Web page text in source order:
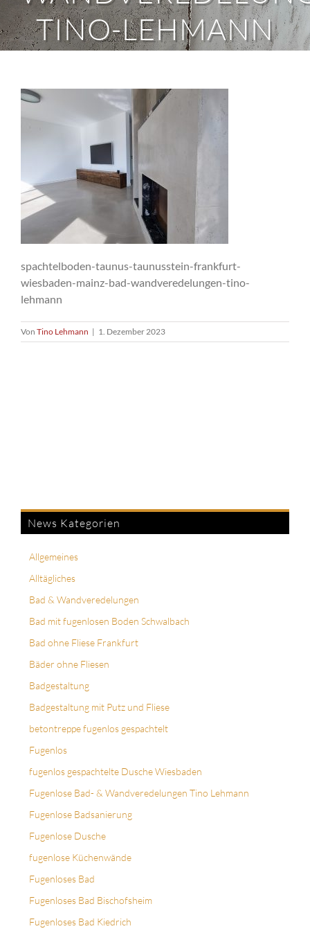
TINO-LEHMANN
spachtelboden-taunus-taunusstein-frankfurt-
wiesbaden-mainz-bad-wandveredelungen-tino-
lehmann
Von Tino Lehmann | 1. Dezember 2023
News Kategorien
Allgemeines
Alltägliches
Bad & Wandveredelungen
Bad mit fugenlosen Boden Schwalbach
Bad ohne Fliese Frankfurt
Bäder ohne Fliesen
Badgestaltung
Badgestaltung mit Putz und Fliese
betontreppe fugenlos gespachtelt
Fugenlos
fugenlos gespachtelte Dusche Wiesbaden
Fugenlose Bad- & Wandveredelungen Tino Lehmann
Fugenlose Badsanierung
Fugenlose Dusche
fugenlose Küchenwände
Fugenloses Bad
Fugenloses Bad Bischofsheim
Fugenloses Bad Kiedrich